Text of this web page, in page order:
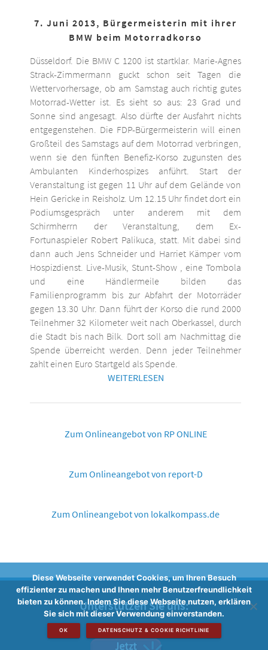
7. Juni 2013, Bürgermeisterin mit ihrer
BMW beim Motorradkorso
Düsseldorf. Die BMW C 1200 ist startklar. Marie-Agnes
Strack-Zimmermann guckt schon seit Tagen die
Wettervorhersage, ob am Samstag auch richtig gutes
Motorrad-Wetter ist. Es sieht so aus: 23 Grad und
Sonne sind angesagt. Also dürfte der Ausfahrt nichts
entgegenstehen. Die FDP-Bürgermeisterin will einen
Großteil des Samstags auf dem Motorrad verbringen,
wenn sie den fünften Benefiz-Korso zugunsten des
Ambulanten Kinderhospizes anführt. Start der
Veranstaltung ist gegen 11 Uhr auf dem Gelände von
Hein Gericke in Reisholz. Um 12.15 Uhr findet dort ein
Podiumsgespräch unter anderem mit dem
Schirmherrn der Veranstaltung, dem Ex-
Fortunaspieler Robert Palikuca, statt. Mit dabei sind
dann auch Jens Schneider und Harriet Kämper vom
Hospizdienst. Live-Musik, Stunt-Show , eine Tombola
und eine Händlermeile bilden das
Familienprogramm bis zur Abfahrt der Motorräder
gegen 13.30 Uhr. Dann führt der Korso die rund 2000
Teilnehmer 32 Kilometer weit nach Oberkassel, durch
die Stadt bis nach Bilk. Dort soll am Nachmittag die
Spende überreicht werden. Denn jeder Teilnehmer
zahlt einen Euro Startgeld als Spende.
WEITERLESEN
Zum Onlineangebot von RP ONLINE
Zum Onlineangebot von report-D
Zum Onlineangebot von lokalkompass.de
Unterstützen Sie uns:
Diese Webseite verwendet Cookies, um Ihren Besuch
effizienter zu machen und Ihnen mehr Benutzerfreundlichkeit
bieten zu können. Indem Sie diese Webseite nutzen, erklären
Sie sich mit dieser Verwendung einverstanden.
OK DATENSCHUTZ & COOKIE RICHTLINIE